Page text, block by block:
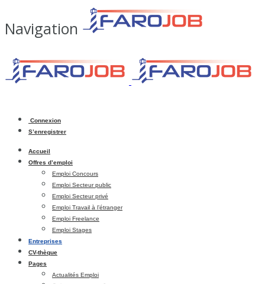
Navigation
Connexion
S’enregistrer
Accueil
Offres d’emploi
Emploi Concours
Emploi Secteur public
Emploi Secteur privé
Emploi Travail à l’étranger
Emploi Freelance
Emploi Stages
Entreprises
CV-thèque
Pages
Actualités Emploi